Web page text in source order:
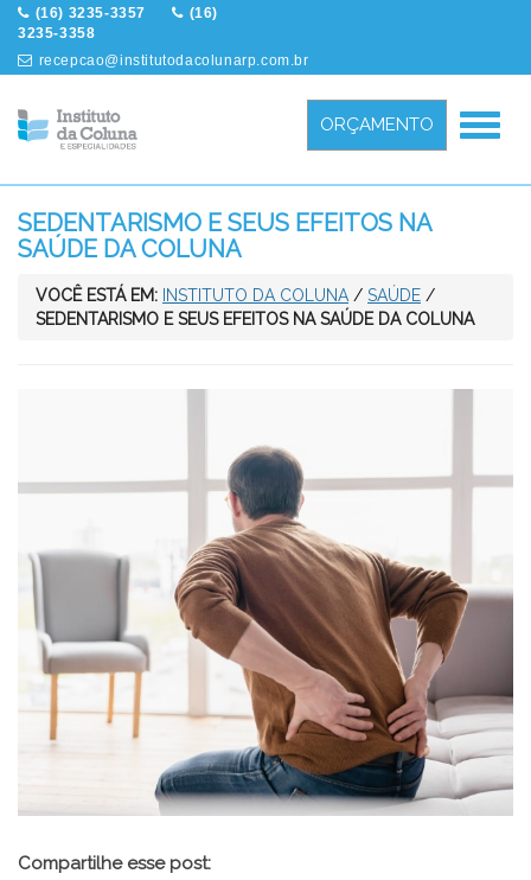
(16) 3235-3357
(16)
3235-3358
recepcao@institutodacolunarp.com.br
Menu
ORÇAMENTO
SEDENTARISMO E SEUS EFEITOS NA
SAÚDE DA COLUNA
VOCÊ ESTÁ EM: INSTITUTO DA COLUNA / SAÚDE /
SEDENTARISMO E SEUS EFEITOS NA SAÚDE DA COLUNA
Compartilhe esse post: